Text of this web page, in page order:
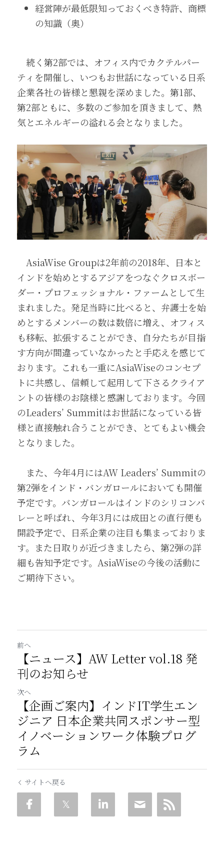
経営陣が最低限知っておくべき特許、商標
の知識（奥）
続く第2部では、オフィス内でカクテルパー
ティを開催し、いつもお世話になっている日系
企業各社の皆様と懇親を深めました。第1部、
第2部ともに、多数のご参加を頂きまして、熱
気とエネルギーの溢れる会となりました。
AsiaWise Groupは2年前の2018年、日本と
インドを始めとするアジアをつなぐクロスボー
ダー・プロフェッショナル・ファームとして生
まれました。発足当時に比べると、弁護士を始
めとするメンバーの数は数倍に増え、オフィス
も移転、拡張することができ、自分たちが目指
す方向が間違っていなかったと手応えを感じて
おります。これも一重にAsiaWiseのコンセプ
トに共感し、信頼して起用して下さるクライア
ントの皆様のお陰様と感謝しております。今回
のLeaders’ Summitはお世話になっている皆
様と直接触れ合うことができ、とてもよい機会
となりました。
また、今年4月にはAW Leaders’ Summitの
第2弾をインド・バンガロールにおいても開催
予定です。バンガロールはインドのシリコンバ
レーと呼ばれ、今年3月には成田との直行便も
開設予定で、日系企業の注目も集まっておりま
す。また日取りが近づきましたら、第2弾の詳
細も告知予定です。AsiaWiseの今後の活動に
ご期待下さい。
前へ
【ニュース】AW Letter vol.18 発
刊のお知らせ
次へ
【企画ご案内】インドIT学生エン
ジニア 日本企業共同スポンサー型
イノベーションワーク体験プログ
ラム
サイトへ戻る